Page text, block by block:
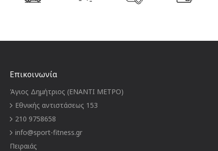
Επικοινωνία
Άγιος Δημήτριος (ΕΝΑΝΤΙ ΜΕΤΡΟ)
Εθνικής αντιστάσεως 153
210 9758658
info@sport-fitness.gr
Πειραιάς